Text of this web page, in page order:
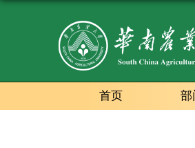
首页 部